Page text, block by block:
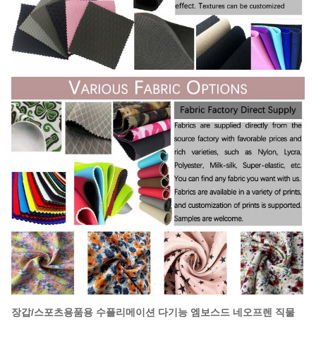
장갑/스포츠용품용 수플리메이션 다기능 엠보스드 네오프렌 직물